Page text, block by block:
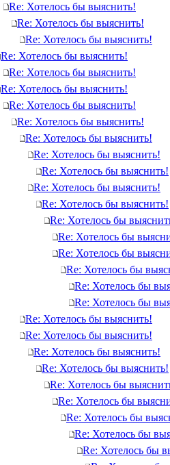
Re: Хотелось бы выяснить!
Re: Хотелось бы выяснить!
Re: Хотелось бы выяснить!
Re: Хотелось бы выяснить!
Re: Хотелось бы выяснить!
Re: Хотелось бы выяснить!
Re: Хотелось бы выяснить!
Re: Хотелось бы выяснить!
Re: Хотелось бы выяснить!
Re: Хотелось бы выяснить!
Re: Хотелось бы выяснить!
Re: Хотелось бы выяснить!
Re: Хотелось бы выяснить!
Re: Хотелось бы
Re: Хотелось бы
Re: Хотелось бы
Re: Хотелось бы
Re: Хотелось бы
Re: Хотелось бы
Re: Хотелось бы выяснить!
Re: Хотелось бы выяснить!
Re: Хотелось бы выяснить!
Re: Хотелось бы выяснить!
Re: Хотелось бы
Re: Хотелось бы
Re: Хотелось бы
Re: Хотелось бы
Re: Хотелось бы